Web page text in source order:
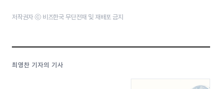
저작권자 ⓒ 비즈한국 무단전재 및 재배포 금지
최영찬 기자의 기사